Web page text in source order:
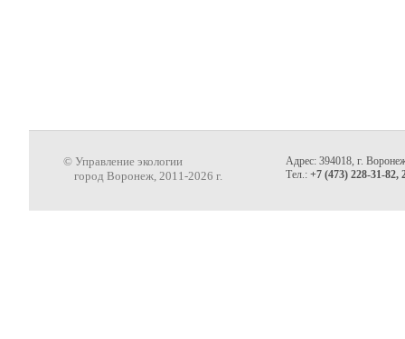
© Управление экологии
город Воронеж, 2011-2026 г.
Адрес: 394018, г.
Тел.: +7 (473) 228-31-82,